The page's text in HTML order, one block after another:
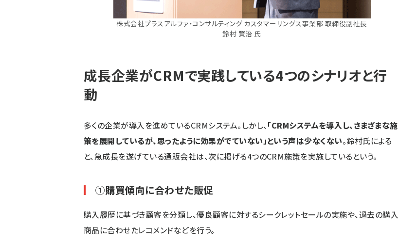
株式会社プラスアルファ・コンサルティング カスタマーリングス事業部 取締役副社長
鈴村 賢治 氏
成長企業がCRMで実践している4つのシナリオと行
動
多くの企業が導入を進めているCRMシステム。しかし、 「CRMシステムを導入し、さまざまな施
策を展開しているが、思ったように効果がでていない」という声は少なくない。鈴村氏による
と、急成長を遂げている通販会社は、次に掲げる4つのCRM施策を実施しているという。
①購買傾向に合わせた販促
購入履歴に基づき顧客を分類し、優良顧客に対するシークレットセールの実施や、過去の購入
商品に合わせたレコメンドなどを行う。